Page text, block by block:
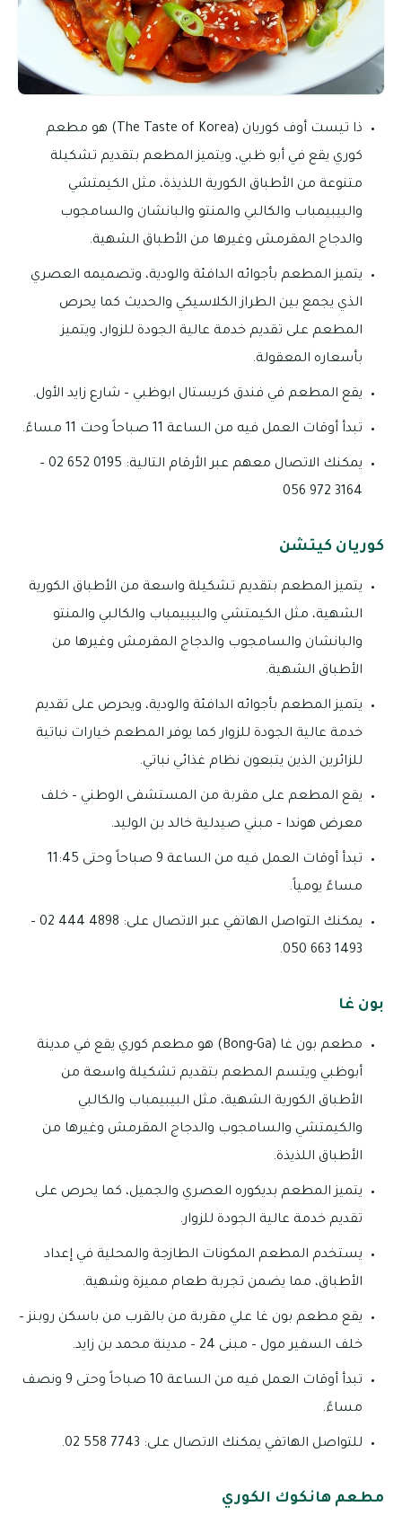
ذا تيست أوف كوريان (The Taste of Korea) هو مطعم
كوري يقع في أبو ظبي، ويتميز المطعم بتقديم تشكيلة
متنوعة من الأطباق الكورية اللذيذة، مثل الكيمتشي
والبيبيمباب والكالبي والمنتو والبانشان والسامجوب
والدجاج المقرمش وغيرها من الأطباق الشهية.
يتميز المطعم بأجوائه الدافئة والودية، وتصميمه العصري
الذي يجمع بين الطراز الكلاسيكي والحديث كما يحرص
المطعم على تقديم خدمة عالية الجودة للزوار، ويتميز
بأسعاره المعقولة.
يقع المطعم في فندق كريستال ابوظبي – شارع زايد الأول.
تبدأ أوقات العمل فيه من الساعة 11 صباحاً وحت 11 مساءً.
يمكنك الاتصال معهم عبر الأرقام التالية: 0195 652 02 –
3164 972 056
كوريان كيتشن
يتميز المطعم بتقديم تشكيلة واسعة من الأطباق الكورية
الشهية، مثل الكيمتشي والبيبيمباب والكالبي والمنتو
والبانشان والسامجوب والدجاج المقرمش وغيرها من
الأطباق الشهية.
يتميز المطعم بأجوائه الدافئة والودية، ويحرص على تقديم
خدمة عالية الجودة للزوار كما يوفر المطعم خيارات نباتية
للزائرين الذين يتبعون نظام غذائي نباتي.
يقع المطعم على مقربة من المستشفى الوطني – خلف
معرض هوندا – مبني صيدلية خالد بن الوليد.
تبدأ أوقات العمل فيه من الساعة 9 صباحاً وحتى 11:45
مساءً يومياً.
يمكنك التواصل الهاتفي عبر الاتصال على: 4898 444 02 –
1493 663 050.
بون غا
مطعم بون غا (Bong-Ga) هو مطعم كوري يقع في مدينة
أبوظبي ويتسم المطعم بتقديم تشكيلة واسعة من
الأطباق الكورية الشهية، مثل البيبيمباب والكالبي
والكيمتشي والسامجوب والدجاج المقرمش وغيرها من
الأطباق اللذيذة.
يتميز المطعم بديكوره العصري والجميل، كما يحرص على
تقديم خدمة عالية الجودة للزوار.
يستخدم المطعم المكونات الطازجة والمحلية في إعداد
الأطباق، مما يضمن تجربة طعام مميزة وشهية.
يقع مطعم بون غا علي مقربة من بالقرب من باسكن روبنز –
خلف السفير مول – مبنى 24 – مدينة محمد بن زايد.
تبدأ أوقات العمل فيه من الساعة 10 صباحاً وحتى 9 ونصف
مساءً.
للتواصل الهاتفي يمكنك الاتصال على: 7743 558 02.
مطعم هانكوك الكوري